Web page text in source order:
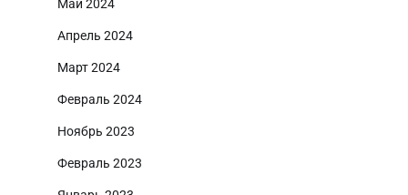
Май 2024
Апрель 2024
Март 2024
Февраль 2024
Ноябрь 2023
Февраль 2023